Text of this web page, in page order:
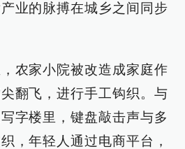
业的脉搏在城乡之间同步
农家小院被改造成家庭作
翻飞，进行手工钩织。与
字楼里，键盘敲击声与多
，年轻人通过电商平台，